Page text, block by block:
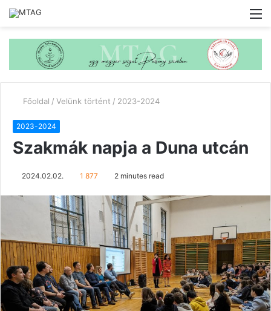
Főoldal / Velünk történt / 2023-2024
2023-2024
Szakmák napja a Duna utcán
2024.02.02. 1 877 2 minutes read